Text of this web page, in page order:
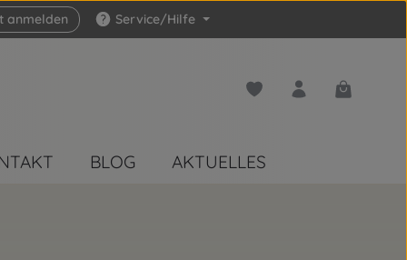
anmelden Service/Hilfe
Du hast 0 Produkte auf
BLOG AKTUELLES